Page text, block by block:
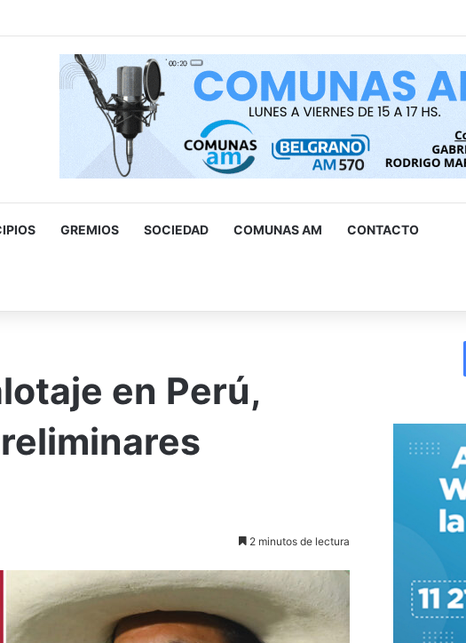
cerca de 500 estacionamientos truchos para personas con discapacidad
GREMIOS SOCIEDAD COMUNAS AM CONTACTO
en Perú,
2 minutos de lectura